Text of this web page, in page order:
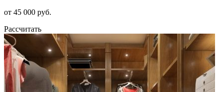
от 45 000 руб.
Рассчитать